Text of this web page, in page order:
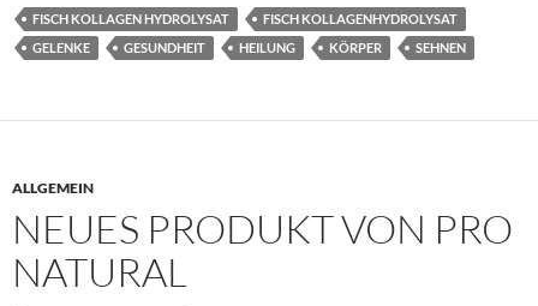
FISCH KOLLAGEN HYDROLYSAT
FISCH KOLLAGENHYDROLYSAT
GELENKE
GESUNDHEIT HEILUNG KÖRPER SEHNEN
ALLGEMEIN
NEUES PRODUKT VON PRO
NATURAL